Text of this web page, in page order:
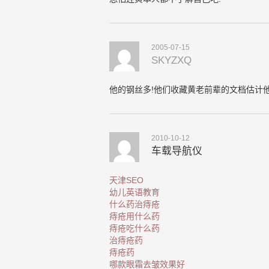
2005-07-15
SKYZXQ
他的钢丝多!他们收藏黄老前辈的文档估计
2010-10-12
车载导航仪
天津SEO
幼儿英语教育
什么药治痔疮
痔疮用什么药
痔疮吃什么药
治痔疮药
痔疮药
哪款眼霜去皱效果好